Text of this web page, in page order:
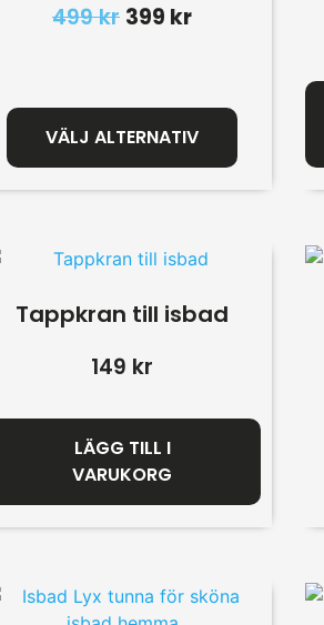
499kr 399 kr
VÄLJ ALTERNATIV
Tappkran till isbad
149 kr
LÄGG TILL I
VARUKORG